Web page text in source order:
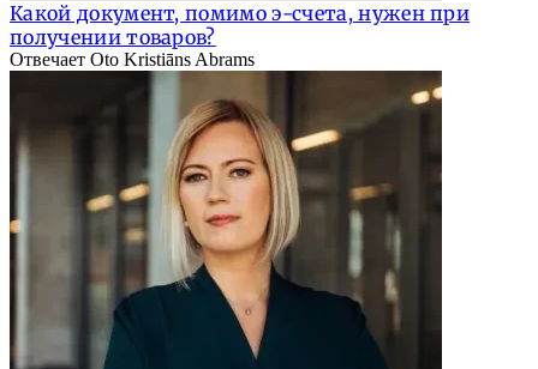
Какой документ, помимо э-счета, нужен при
получении товаров?
Отвечает Oto Kristiāns Abrams